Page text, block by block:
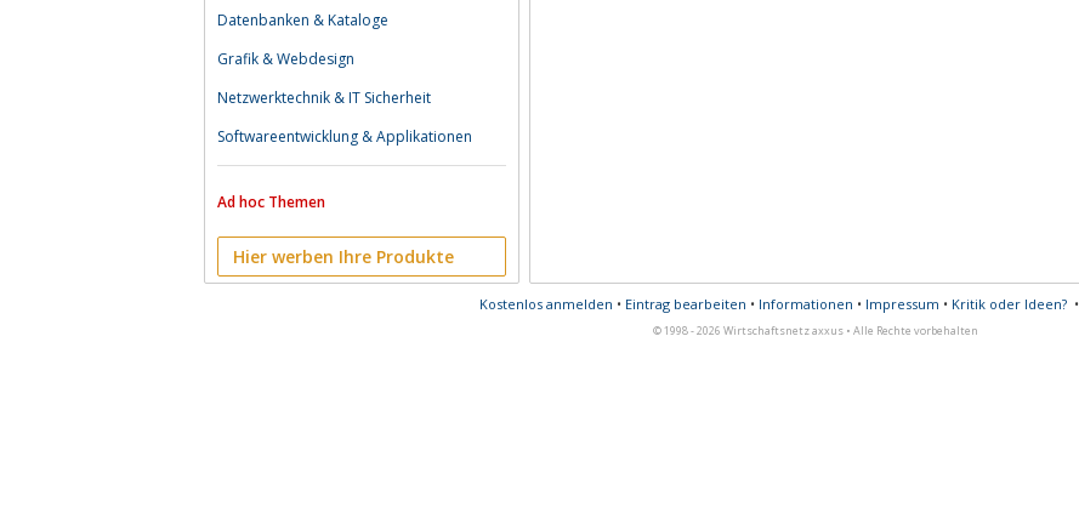
Datenbanken & Kataloge
Grafik & Webdesign
Netzwerktechnik & IT Sicherheit
Softwareentwicklung & Applikationen
Ad hoc Themen
Hier werben Ihre Produkte
Kostenlos anmelden • Eintrag bearbeiten • Informationen • Impressum • Kritik oder Ideen?•
© 1998 - 2026 Wirtschaftsnetz axxus • Alle Rechte vorbehalten